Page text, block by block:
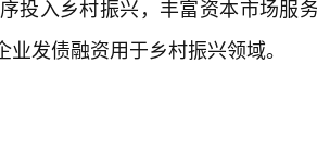
投入乡村振兴，丰富资本市场服
发债融资用于乡村振兴领域。